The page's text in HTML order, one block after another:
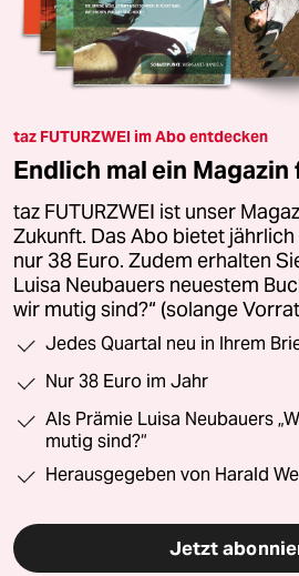
taz FUTURZWEI im Abo entdecken
Endlich mal ein
taz FUTURZWEI ist unser
Zukunft. Das Abo bietet
nur 38 Euro. Zudem erhalten
Luisa Neubauers neuestem
wir mutig sind?“ (solange
Jedes Quartal neu in Ihrem
Nur 38 Euro im Jahr
Als Prämie Luisa Neubauers
mutig sind?“
Herausgegeben von Harald
Jetzt